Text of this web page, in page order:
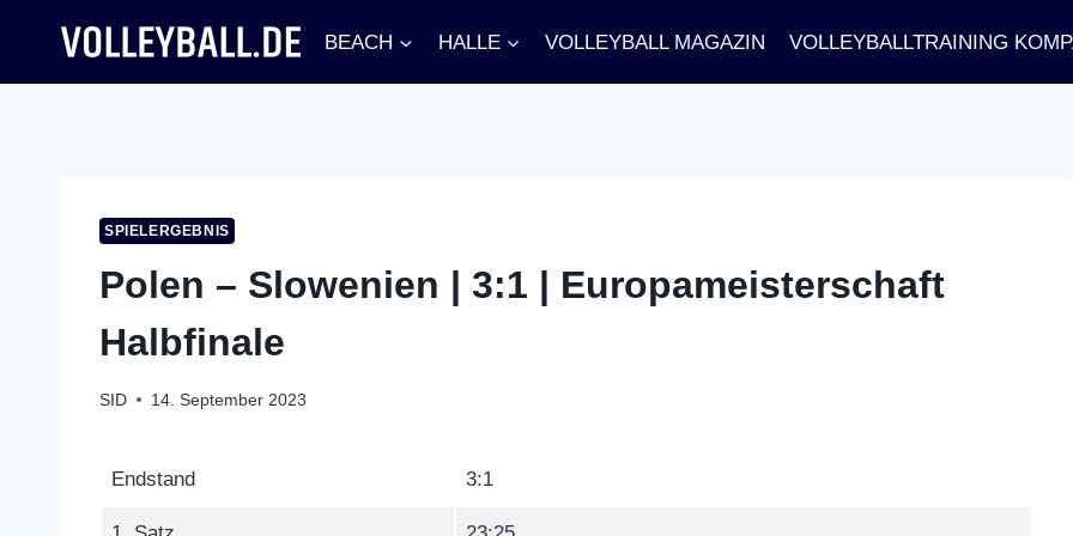
springen
BEACH HALLE VOLLEYBALL MAGAZIN VOLLEYBALLTRAINING
SPIELERGEBNIS
Polen – Slowenien | 3:1 | Europameisterschaft
Halbfinale
SID 14. September 2023
Endstand 3:1